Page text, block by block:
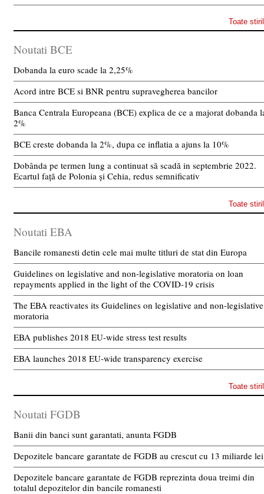
Toate
Noutati BCE
Dobanda la euro scade la 2,25%
Acord intre BCE si BNR pentru supravegherea bancilor
Banca Centrala Europeana (BCE) explica de ce a majorat dobanda
2%
BCE creste dobanda la 2%, dupa ce inflatia a ajuns la 10%
Dobânda pe termen lung a continuat să scadă in septembrie 2022.
Ecartul față de Polonia și Cehia, redus semnificativ
Toate
Noutati EBA
Bancile romanesti detin cele mai multe titluri de stat din Europa
Guidelines on legislative and non-legislative moratoria on loan
repayments applied in the light of the COVID-19 crisis
The EBA reactivates its Guidelines on legislative and non-legislative
moratoria
EBA publishes 2018 EU-wide stress test results
EBA launches 2018 EU-wide transparency exercise
Toate
Noutati FGDB
Banii din banci sunt garantati, anunta FGDB
Depozitele bancare garantate de FGDB au crescut cu 13 miliarde lei
Depozitele bancare garantate de FGDB reprezinta doua treimi din
totalul depozitelor din bancile romanesti